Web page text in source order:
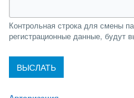
Контрольная строка для смены
регистрационные данные, будут